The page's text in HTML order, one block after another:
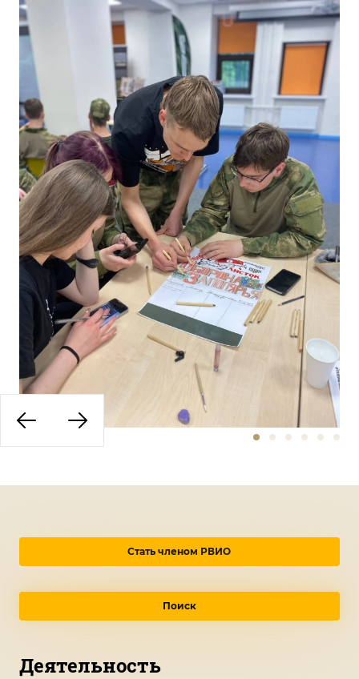
Стать членом РВИО
Поиск
Деятельность